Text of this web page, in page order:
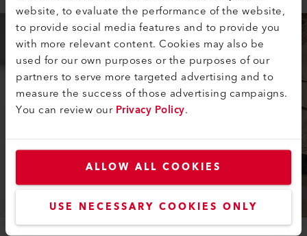
website, to evaluate the performance of the website,
to provide social media features and to provide you
with more relevant content. Cookies may also be
used for our own purposes or the purposes of our
partners to serve more targeted advertising and to
measure the success of those advertising campaigns.
You can review ourPrivacy Policy.
ALLOW ALL COOKIES
USE NECESSARY COOKIES ONLY